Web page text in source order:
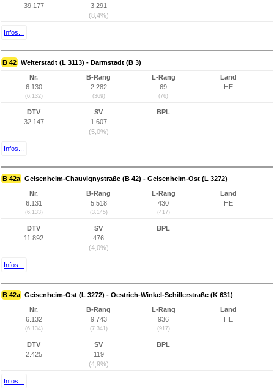
39.177
3.291
(8,4%)
Infos...
B 42 Weiterstadt (L 3113) - Darmstadt (B 3)
Nr.
6.130
(6.132)
B-Rang
2.282
(369)
L-Rang
69
(76)
Land
HE
DTV
32.147
SV
1.607
(5,0%)
BPL
Infos...
B 42a Geisenheim-Chauvignystraße (B 42) - Geisenheim-Ost (L 3272)
Nr.
6.131
(6.133)
B-Rang
5.518
(3.145)
L-Rang
430
(417)
Land
HE
DTV
11.892
SV
476
(4,0%)
BPL
Infos...
B 42a Geisenheim-Ost (L 3272) - Oestrich-Winkel-Schillerstraße (K 631)
Nr.
6.132
(6.134)
B-Rang
9.743
(7.341)
L-Rang
936
(917)
Land
HE
DTV
2.425
SV
119
(4,9%)
BPL
Infos...